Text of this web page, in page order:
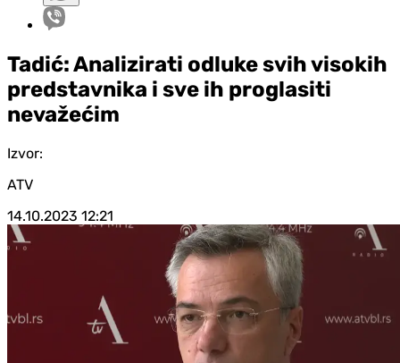
Tadić: Analizirati odluke svih visokih
predstavnika i sve ih proglasiti
nevažećim
Izvor:
ATV
14.10.2023 12:21